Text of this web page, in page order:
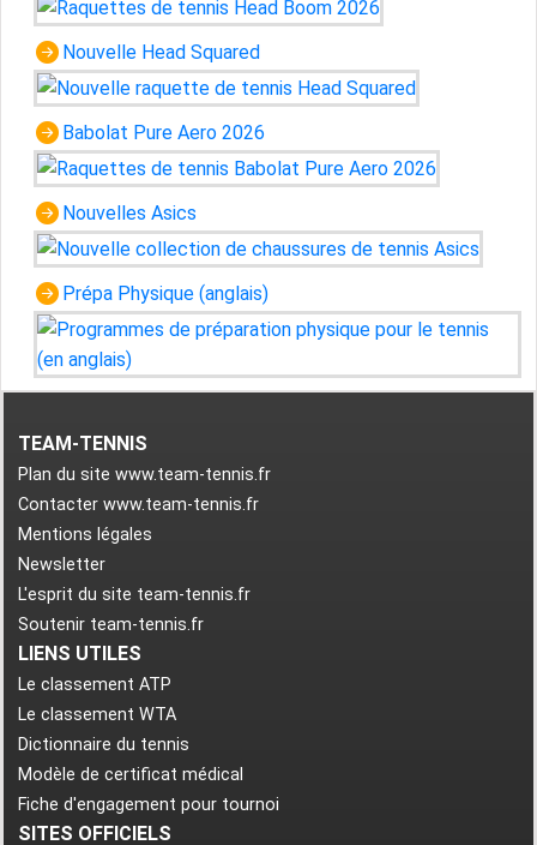
Nouvelle Head Squared
Babolat Pure Aero 2026
Nouvelles Asics
Prépa Physique (anglais)
TEAM-TENNIS
Plan du site www.team-tennis.fr
Contacter www.team-tennis.fr
Mentions légales
Newsletter
L'esprit du site team-tennis.fr
Soutenir team-tennis.fr
LIENS UTILES
Le classement ATP
Le classement WTA
Dictionnaire du tennis
Modèle de certificat médical
Fiche d'engagement pour tournoi
SITES OFFICIELS